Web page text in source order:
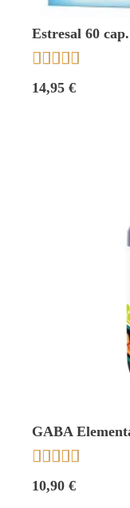
Estresal 60

14,95 €
GABA

10,90 €